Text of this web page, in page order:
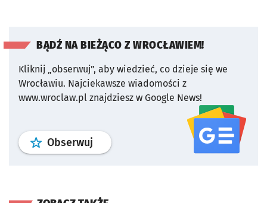
BĄDŹ NA BIEŻĄCO Z WROCŁAWIEM!
Kliknij „obserwuj”, aby wiedzieć, co dzieje się we
Wrocławiu. Najciekawsze wiadomości z
www.wroclaw.pl znajdziesz w Google News!
Obserwuj profil serwisu